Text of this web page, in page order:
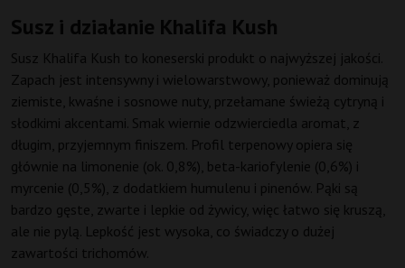
Susz i działanie Khalifa Kush
Susz Khalifa Kush to koneserski produkt o najwyższej jakości.
Zapach jest intensywny i wielowarstwowy, ponieważ dominują
ziemiste, kwaśne i sosnowe nuty, przełamane świeżą cytryną i
słodkimi akcentami. Smak wiernie odzwierciedla aromat, z
długim, przyjemnym finiszem. Profil terpenowy opiera się
głównie na limonenie (ok. 0,8%), beta-kariofylenie (0,6%) i
myrcenie (0,5%), z dodatkiem humulenu i pinenów. Pąki są
bardzo gęste, zwarte i lepkie od żywicy, więc łatwo się kruszą,
ale nie pylą. Lepkość jest wysoka, co świadczy o dużej
zawartości trichomów.